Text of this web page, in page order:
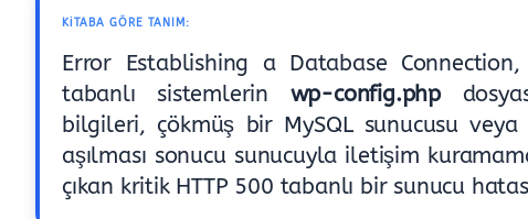
KITABA GÖRE TANIM:
Error Establishing a Database Connection,
tabanlı sistemlerin wp-config.php
bilgileri, çökmüş bir MySQL sunucusu
aşılması sonucu sunucuyla iletişim
çıkan kritik HTTP 500 tabanlı bir sunucu